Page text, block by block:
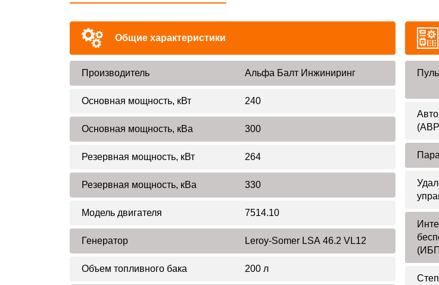
Общие характеристики
Производитель Альфа Балт Инжиниринг
Основная мощность, кВт 240
Основная мощность, кВа 300
Резервная мощность, кВт 264
Резервная мощность, кВа 330
Модель двигателя 7514.10
Генератор Leroy-Somer LSA 46.2 VL12
Объем топливного бака 200 л